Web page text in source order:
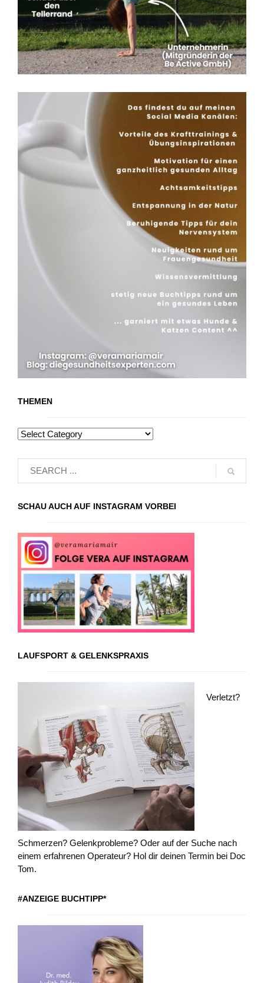
THEMEN
SCHAU AUCH AUF INSTAGRAM VORBEI
LAUFSPORT & GELENKSPRAXIS
Verletzt?
Schmerzen? Gelenkprobleme? Oder auf der Suche nach
einem erfahrenen Operateur? Hol dir deinen Termin bei Doc
Tom.
#ANZEIGE BUCHTIPP*